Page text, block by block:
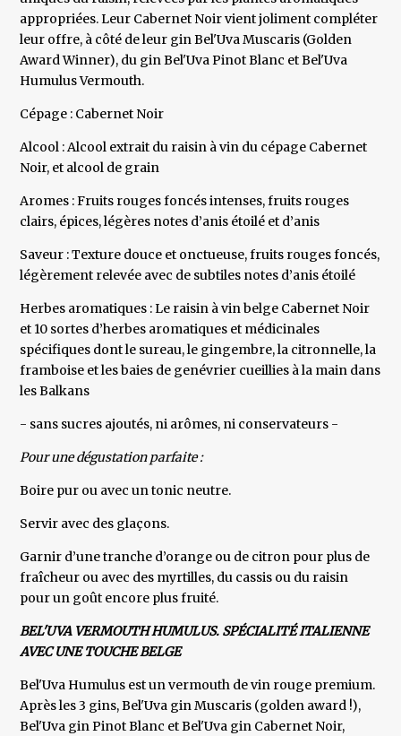
appropriées. Leur Cabernet Noir vient joliment compléter
leur offre, à côté de leur gin Bel'Uva Muscaris (Golden
Award Winner), du gin Bel'Uva Pinot Blanc et Bel'Uva
Humulus Vermouth.
Cépage : Cabernet Noir
Alcool : Alcool extrait du raisin à vin du cépage Cabernet
Noir, et alcool de grain
Aromes : Fruits rouges foncés intenses, fruits rouges
clairs, épices, légères notes d’anis étoilé et d’anis
Saveur : Texture douce et onctueuse, fruits rouges foncés,
légèrement relevée avec de subtiles notes d’anis étoilé
Herbes aromatiques : Le raisin à vin belge Cabernet Noir
et 10 sortes d’herbes aromatiques et médicinales
spécifiques dont le sureau, le gingembre, la citronnelle, la
framboise et les baies de genévrier cueillies à la main dans
les Balkans
- sans sucres ajoutés, ni arômes, ni conservateurs -
Pour une dégustation parfaite :
Boire pur ou avec un tonic neutre.
Servir avec des glaçons.
Garnir d’une tranche d’orange ou de citron pour plus de
fraîcheur ou avec des myrtilles, du cassis ou du raisin
pour un goût encore plus fruité.
BEL'UVA VERMOUTH HUMULUS. SPÉCIALITÉ ITALIENNE
AVEC UNE TOUCHE BELGE
Bel'Uva Humulus est un vermouth de vin rouge premium.
Après les 3 gins, Bel'Uva gin Muscaris (golden award !),
Bel'Uva gin Pinot Blanc et Bel'Uva gin Cabernet Noir,